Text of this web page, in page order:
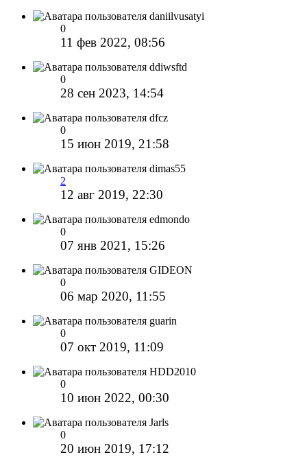
daniilvusatyi
0
11 фев 2022, 08:56
ddiwsftd
0
28 сен 2023, 14:54
dfcz
0
15 июн 2019, 21:58
dimas55
2
12 авг 2019, 22:30
edmondo
0
07 янв 2021, 15:26
GIDEON
0
06 мар 2020, 11:55
guarin
0
07 окт 2019, 11:09
HDD2010
0
10 июн 2022, 00:30
Jarls
0
20 июн 2019, 17:12